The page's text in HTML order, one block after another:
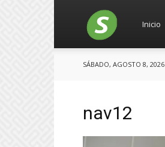
Salces
Inicio
SÁBADO, AGOSTO 8, 2026
nav12